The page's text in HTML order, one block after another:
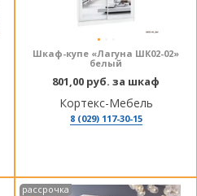
Шкаф-купе «Лагуна ШК02-02»
белый
801,00 руб. за шкаф
Кортекс-Мебель
8 (029) 117-30-15
рассрочка